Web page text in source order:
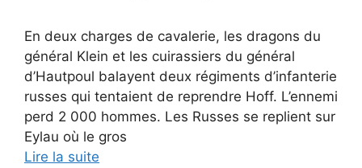
En deux charges de cavalerie, les dragons du
général Klein et les cuirassiers du général
d’Hautpoul balayent deux régiments d’infanterie
russes qui tentaient de reprendre Hoff. L’ennemi
perd 2 000 hommes. Les Russes se replient sur
Eylau où le gros
Lire la suite